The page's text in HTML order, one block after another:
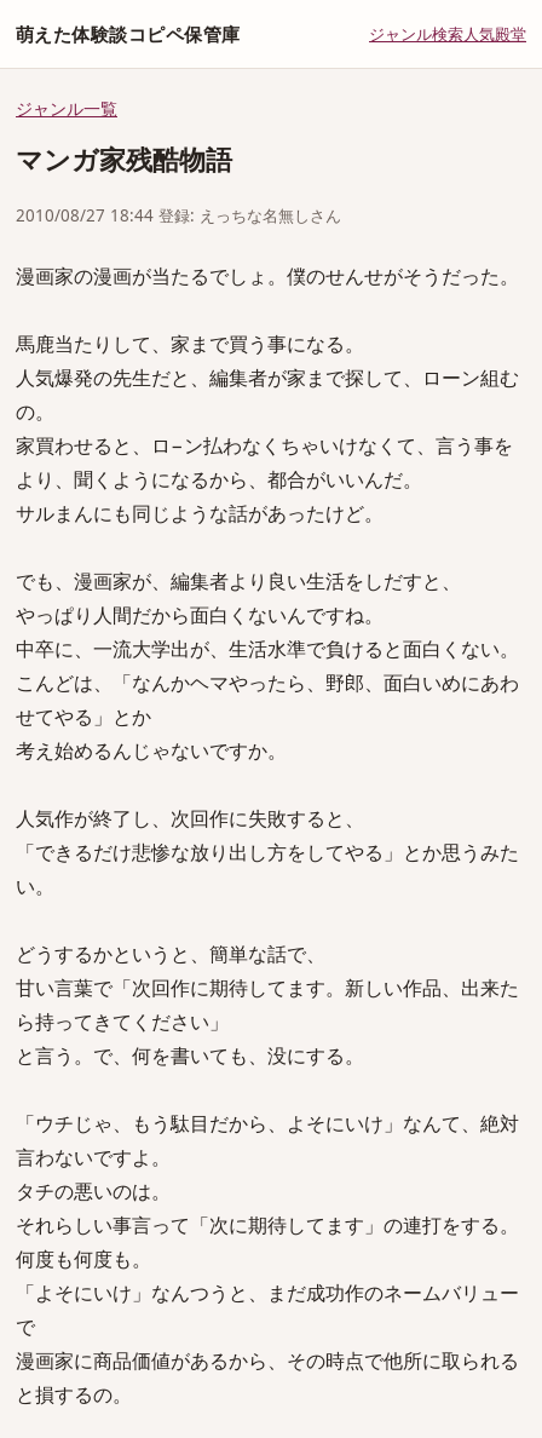
萌えた体験談コピペ保管庫 ジャンル検索人気殿堂
ジャンル一覧
マンガ家残酷物語
2010/08/27 18:44 登録: えっちな名無しさん
漫画家の漫画が当たるでしょ。僕のせんせがそうだった。
馬鹿当たりして、家まで買う事になる。
人気爆発の先生だと、編集者が家まで探して、ローン組む
の。
家買わせると、ロ−ン払わなくちゃいけなくて、言う事を
より、聞くようになるから、都合がいいんだ。
サルまんにも同じような話があったけど。
でも、漫画家が、編集者より良い生活をしだすと、
やっぱり人間だから面白くないんですね。
中卒に、一流大学出が、生活水準で負けると面白くない。
こんどは、「なんかヘマやったら、野郎、面白いめにあわ
せてやる」とか
考え始めるんじゃないですか。
人気作が終了し、次回作に失敗すると、
「できるだけ悲惨な放り出し方をしてやる」とか思うみた
い。
どうするかというと、簡単な話で、
甘い言葉で「次回作に期待してます。新しい作品、出来た
ら持ってきてください」
と言う。で、何を書いても、没にする。
「ウチじゃ、もう駄目だから、よそにいけ」なんて、絶対
言わないですよ。
タチの悪いのは。
それらしい事言って「次に期待してます」の連打をする。
何度も何度も。
「よそにいけ」なんつうと、まだ成功作のネームバリュー
で
漫画家に商品価値があるから、その時点で他所に取られる
と損するの。